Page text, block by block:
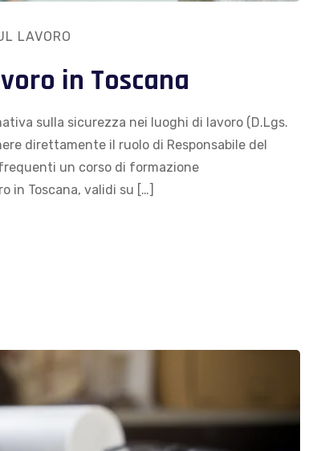
LAVORO
in Toscana
sulla sicurezza nei luoghi di lavoro (D.Lgs.
direttamente il ruolo di Responsabile del
un corso di formazione
in Toscana, validi su […]